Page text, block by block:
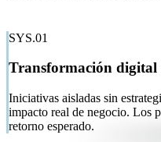
SYS.01
Transformación digital
Iniciativas aisladas sin
impacto real de negocio. Los
retorno esperado.